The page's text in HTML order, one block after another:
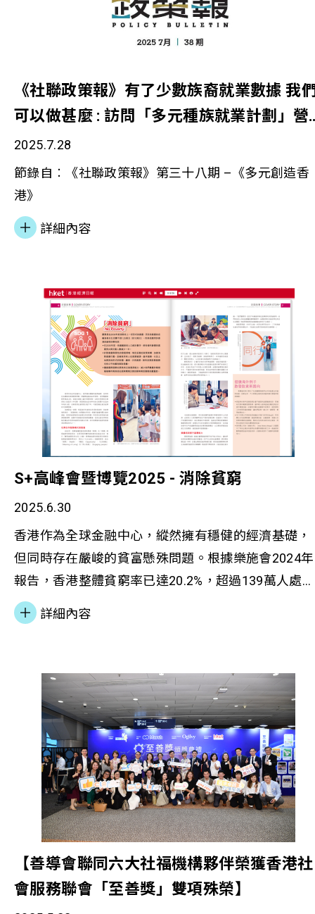
的新身份。 這次合作標誌着社會不同界別攜手推動
育、青年）應鳳秀女士 善導會執行委員會主席 潘兆
法官 香港大學社會科學學院署任院長 方偉晶教授 及所
有合作夥伴、前線同工的參與與付出。 讓我們一同
「連線啟程」打氣，攜手推動「自在共融」，助更生
人士踏上希望新路！
《社聯政策報》有了少數族裔就業數據 我
可以做甚麼 : 訪問「多元種族就業計劃」營
運機構
2025.7.28
節錄自︰《社聯政策報》第三十八期 –《多元創造香
詳細內容
S+高峰會暨博覽2025 - 消除貧窮
2025.6.30
香港作為全球金融中心，縱然擁有穩健的經濟基礎，
但同時存在嚴峻的貧富懸殊問題。根據樂施會2024年
報告，香港整體貧窮率已達20.2%，超過139萬人處於
貧窮狀態[1]。比較本港最低及最高收入家庭月入中位
數，貧富差距更由2019年的34.3倍驟升至2024年的
距不只影響社會穩定，更可能阻礙經濟的可持續發
展。 為應對這一挑戰，特區政府雖然先後推出多項
貧政策，但即使在經濟增長的同時，「貧富懸殊」和
「貧者愈貧」的問題依然未見逆轉。根據兒童權利關
注會的調查[2]，香港的經濟增長未能惠及所有階層；
即使政府成立扶貧委員會，集中力量推動針對性的扶
貧措施，成效仍然有限。特別是在疫情後的經濟復甦
期間，基層市民面臨的困境更趨嚴重，促使社會各界
性服屋項目便是其中之一。 社商合作房屋服務助脫
2022年，善導會獲房屋局資助興建「善匯」及「善
詳細內容
【善導會聯同六大社福機構夥伴榮獲香港社
會服務聯會「至善獎」雙項殊榮】